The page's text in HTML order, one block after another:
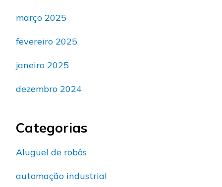
março 2025
fevereiro 2025
janeiro 2025
dezembro 2024
Categorias
Aluguel de robôs
automação industrial